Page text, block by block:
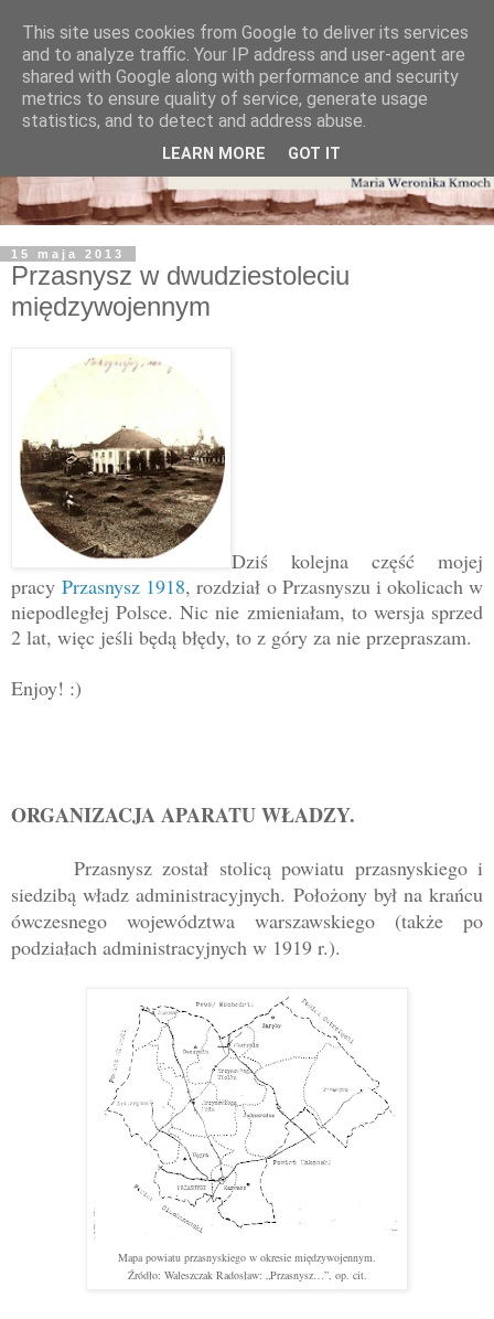
15 maja 2013
Przasnysz w dwudziestoleciu
międzywojennym
Dziś kolejna część mojej
pracyPrzasnysz 1918, rozdział o Przasnyszu i okolicach w
niepodległej Polsce. Nic nie zmieniałam, to wersja sprzed
2 lat, więc jeśli będą błędy, to z góry za nie przepraszam.
Enjoy! :)
ORGANIZACJA APARATU WŁADZY.
Przasnysz został stolicą powiatu przasnyskiego i
siedzibą władz administracyjnych. Położony był na krańcu
ówczesnego województwa warszawskiego (także po
podziałach administracyjnych w 1919 r.).
Mapa powiatu przasnyskiego w okresie międzywojennym.
Źródło: Waleszczak Radosław: „Przasnysz…”, op. cit.
This site uses cookies from Google to deliver its services
and to analyze traffic. Your IP address and user-agent are
shared with Google along with performance and security
metrics to ensure quality of service, generate usage
statistics, and to detect and address abuse.
LEARN MORE GOT IT